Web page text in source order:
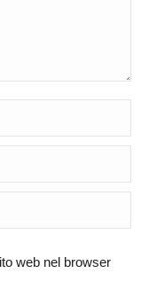
web nel browser